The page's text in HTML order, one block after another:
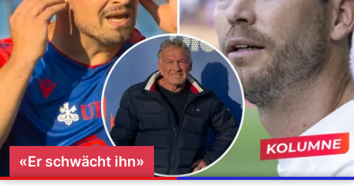
«Er schwächt ihn»